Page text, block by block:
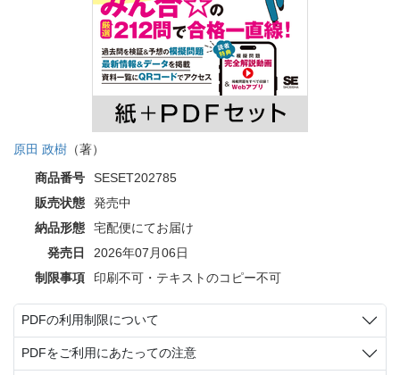
原田 政樹 （著）
商品番号
SESET202785
販売状態
発売中
納品形態
宅配便にてお届け
発売日
2026年07月06日
制限事項
印刷不可・テキストのコピー不可
PDFの利用制限について
PDFをご利用にあたっての注意